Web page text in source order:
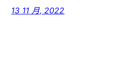
13 11 月, 2022